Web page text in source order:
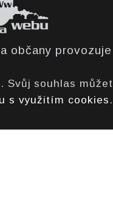
občany
Svůj souhlas
s využitím cookies .